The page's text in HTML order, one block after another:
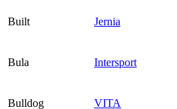
Built Jernia
Bula Intersport
Bulldog VITA